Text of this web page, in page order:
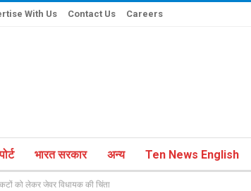
With Us Contact Us Careers
भारत सरकार अन्य Ten News English
को लेकर जेवर विधायक की चिंता